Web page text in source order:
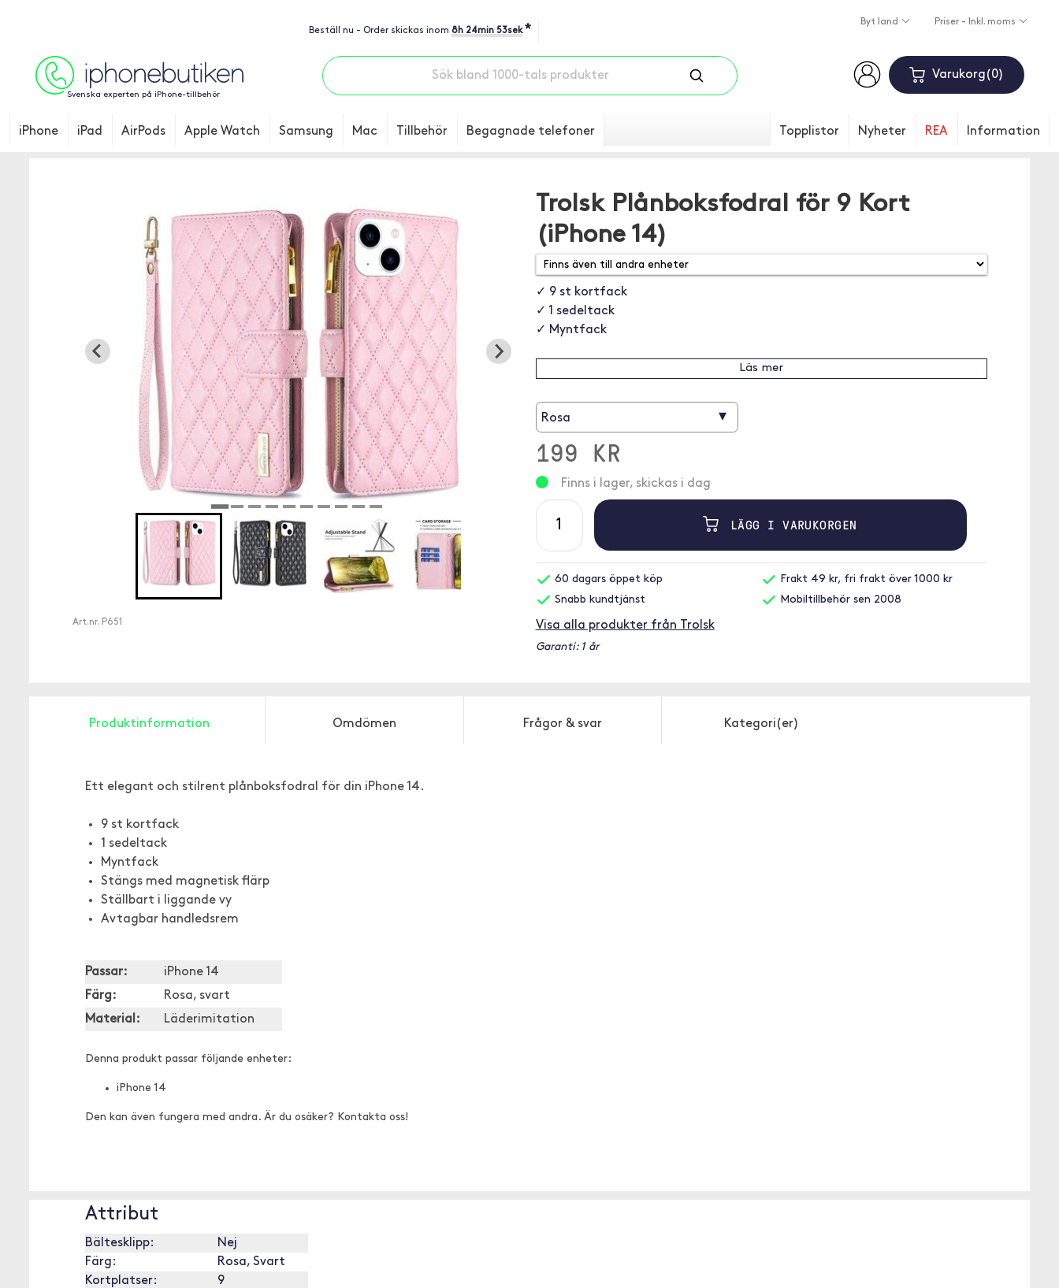
Beställ nu - Order skickas inom 8h 24min 52sek *
Byt land Priser - Inkl. moms
Svenska experten på iPhone-tillbehör
Varukorg 0
iPhone iPad AirPods Apple Watch Samsung Mac Tillbehör Begagnade telefoner Topplistor Nyheter REA Information
Art.nr. P651
Trolsk Plånboksfodral för 9 Kort
(iPhone 14)
✓ 9 st kortfack
✓ 1 sedeltack
✓ Myntfack
Läs mer
Rosa ▾
199 KR
Finns i lager, skickas i dag
LÄGG I VARUKORGEN
60 dagars öppet köp
Frakt 49 kr, fri frakt över 1000 kr
Snabb kundtjänst
Mobiltillbehör sen 2008
Visa alla produkter från Trolsk
Garanti: 1 år
Produktinformation Omdömen Frågor & svar Kategori(er)
Ett elegant och stilrent plånboksfodral för din iPhone 14.
9 st kortfack
1 sedeltack
Myntfack
Stängs med magnetisk flärp
Ställbart i liggande vy
Avtagbar handledsrem
Passar:
iPhone 14
Färg:
Rosa, svart
Material:
Läderimitation
Denna produkt passar följande enheter:
iPhone 14
Den kan även fungera med andra. Är du osäker? Kontakta oss!
Attribut
Bältesklipp:
Nej
Färg:
Rosa, Svart
Kortplatser:
9